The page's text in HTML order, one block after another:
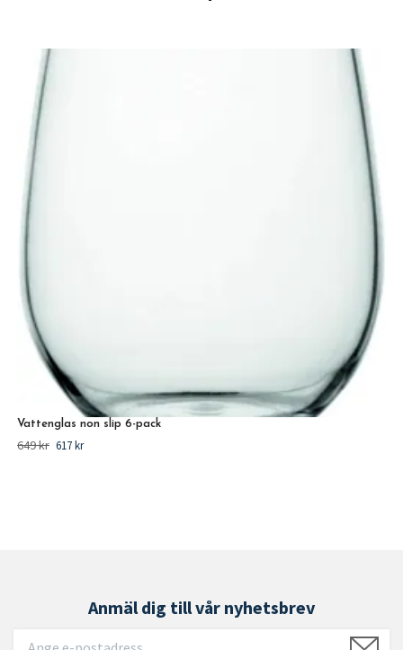
Vattenglas non slip 6-pack
649 kr 617 kr
Anmäl dig till vår nyhetsbrev